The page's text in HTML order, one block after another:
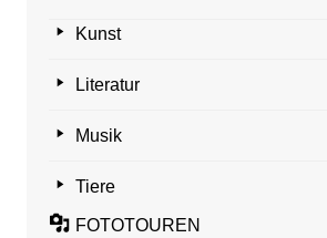
Kunst
Literatur
Musik
Tiere
FOTOTOUREN